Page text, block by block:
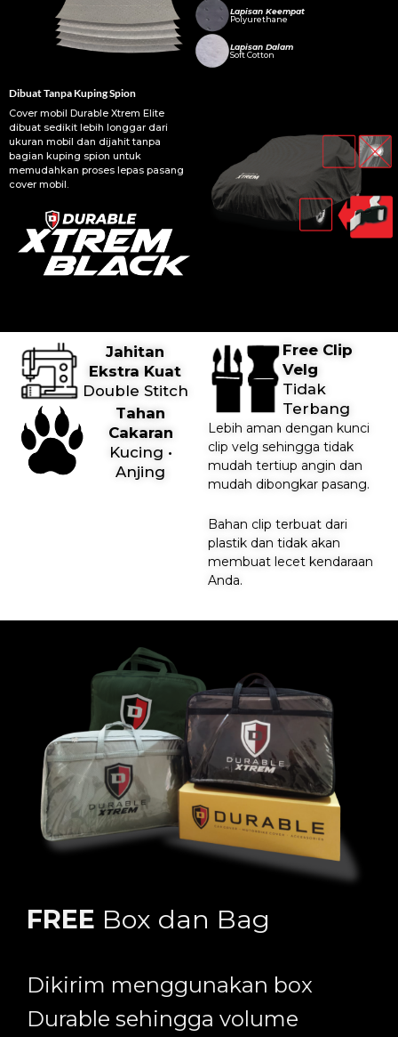
Lapisan Keempat
Polyurethane
Lapisan Dalam
Soft Cotton
Dibuat Tanpa Kuping Spion
Cover mobil Durable Xtrem Elite
dibuat sedikit lebih longgar dari
ukuran mobil dan dijahit tanpa
bagian kuping spion untuk
memudahkan proses lepas pasang
cover mobil.
Jahitan
Ekstra Kuat
Double Stitch
Tahan
Cakaran
Kucing •
Anjing
Free Clip
Velg
Tidak
Terbang
Lebih aman dengan kunci
clip velg sehingga tidak
mudah tertiup angin dan
mudah dibongkar pasang.
Bahan clip terbuat dari
plastik dan tidak akan
membuat lecet kendaraan
Anda.
FREE Box dan Bag
Dikirim menggunakan box
Durable sehingga volume